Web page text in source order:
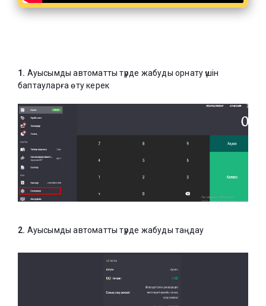
1. Ауысымды автоматты түрде жабуды орнату үшін
баптауларға өту керек
2. Ауысымды автоматты түрде жабуды таңдау